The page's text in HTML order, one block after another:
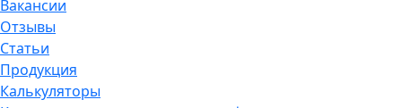
Вакансии
Отзывы
Статьи
Продукция
Калькуляторы